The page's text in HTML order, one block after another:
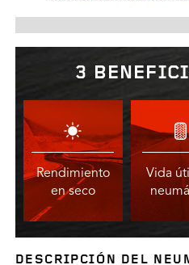
3
Rendimiento
en seco
Vida
DESCRIPCIÓN DEL